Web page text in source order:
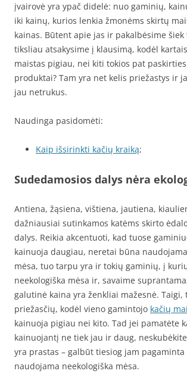
įvairovė yra ypač didelė: nuo gaminių,
iki kainų, kurios lenkia žmonėms skirtų
kainas. Būtent apie jas ir pakalbėsime
tiksliau atsakysime į klausimą, kodėl
maistas pigiau, nei kiti tokios pat
produktai? Tam yra net kelis priežastys ir
jau netrukus.
Naudinga pasidomėti:
Kaip išsirinkti kačių kraiką;
Sudedamosios dalys nėra
Antiena, žąsiena, vištiena, jautiena,
dažniausiai sutinkamos katėms skirto
dalys. Reikia akcentuoti, kad tuose
kainuoja daugiau, neretai būna
mėsa, tuo tarpu yra ir tokių gaminių, į
neekologiška mėsa ir, savaime
galutinė kaina yra ženkliai mažesnė. Taigi,
priežasčių, kodėl vieno gamintojo kačių
kainuoja pigiau nei kito. Tad jei pamatėte
kainuojantį ne tiek jau ir daug,
yra prastas – galbūt tiesiog jam pagaminta
naudojama neekologiška mėsa.